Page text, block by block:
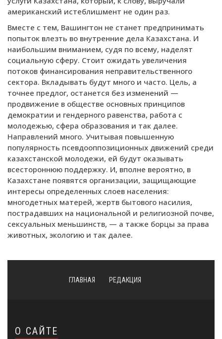
американский истеблишмент не один раз.
Вместе с тем, Вашингтон не станет предпринимать
попыток влезть во внутренние дела Казахстана. И
наибольшим вниманием, судя по всему, наделят
социальную сферу. Стоит ожидать увеличения
потоков финансирования неправительственного
сектора. Вкладывать будут много и часто. Цель, а
точнее предлог, останется без изменений —
продвижение в обществе основных принципов
демократии и гендерного равенства, работа с
молодежью, сфера образования и так далее.
Направлений много. Учитывая повышенную
популярность псевдооппозиционных движений среди
казахстанской молодежи, ей будут оказывать
всестороннюю поддержку. И, вполне вероятно, в
Казахстане появятся организации, защищающие
интересы определенных слоев населения:
многодетных матерей, жертв бытового насилия,
пострадавших на национальной и религиозной почве,
сексуальных меньшинств, — а также борцы за права
животных, экологию и так далее.
ГЛАВНАЯ РЕДАКЦИЯ
О САЙТЕ